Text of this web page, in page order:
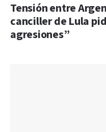
Tensión entre
canciller de Lula
agresiones”